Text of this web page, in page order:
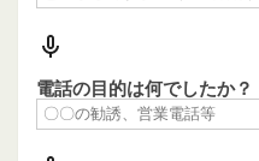
電話の目的は何でしたか？